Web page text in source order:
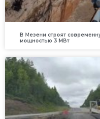
В Мезени строят
мощностью 3 МВт